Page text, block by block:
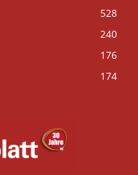
528
240
176
174